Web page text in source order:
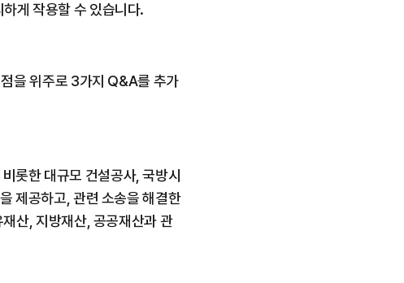
게 작용할 수 있습니다.
을 위주로 3가지 Q&A를 추가
롯한 대규모 건설공사, 국방시
제공하고, 관련 소송을 해결한
산, 지방재산, 공공재산과 관